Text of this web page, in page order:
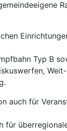
Typ B
auch für
für